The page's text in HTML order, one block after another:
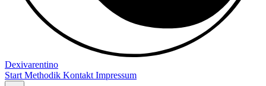
Dexivarentino
Start Methodik Kontakt Impressum